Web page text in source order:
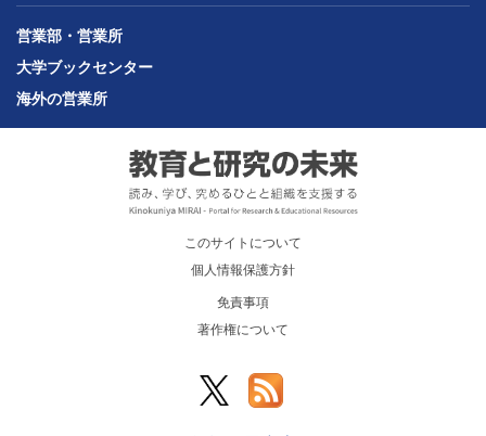
営業部・営業所
大学ブックセンター
海外の営業所
このサイトについて
個人情報保護方針
免責事項
著作権について